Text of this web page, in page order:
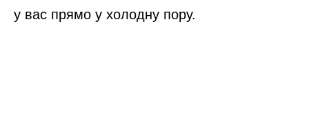
у вас прямо у холодну пору.